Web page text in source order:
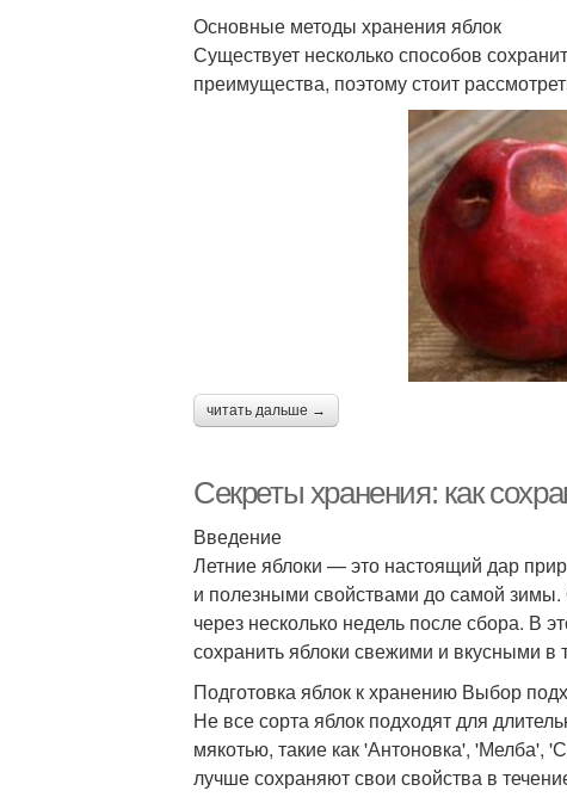
Основные методы хранения яблок
Существует несколько способов
преимущества, поэтому стоит
читать дальше →
Секреты хранения: как
Введение
Летние яблоки — это настоящий дар
и полезными свойствами до самой
через несколько недель после сбора. В
сохранить яблоки свежими и вкусными в
Подготовка яблок к хранению Выбор
Не все сорта яблок подходят для
мякотью, такие как 'Антоновка', 'Мелба',
лучше сохраняют свои свойства в